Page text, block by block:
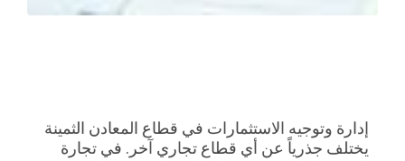
إدارة وتوجيه الاستثمارات في قطاع المعادن الثمينة
يختلف جذرياً عن أي قطاع تجاري آخر. في تجارة